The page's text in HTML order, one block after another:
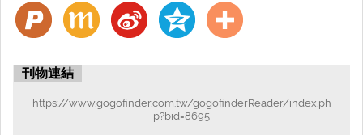
刊物連結
https://www.gogofinder.com.tw/gogofinderReader/index.ph
p?bid=8695